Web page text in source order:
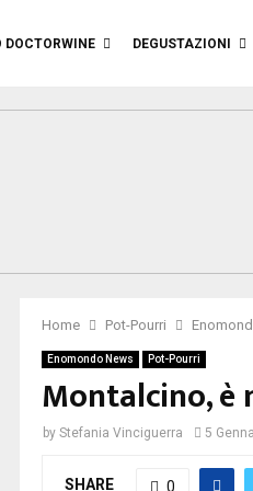
DOCTORWINE DEGUSTAZIONI
Home Pot-Pourri
Enomondo News Pot-Pourri
Montalcino,
by Stefania Vinciguerra 5
SHARE 0